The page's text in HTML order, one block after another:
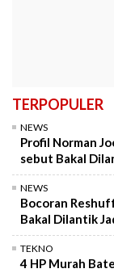
TERPOPULER
NEWS
Profil Norman
sebut Bakal
NEWS
Bocoran
Bakal Dilantik
TEKNO
4 HP Murah